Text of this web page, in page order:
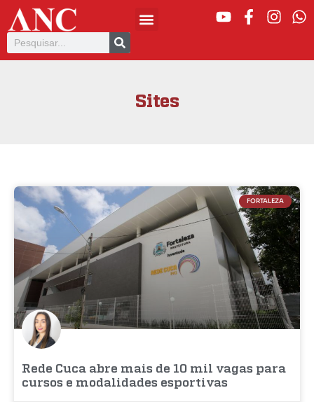
Sites
FORTALEZA
Rede Cuca abre mais de 10 mil vagas para
cursos e modalidades esportivas